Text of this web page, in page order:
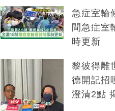
急症室輪
間急症室
時更新
黎彼得離
德開記招
澄清2點